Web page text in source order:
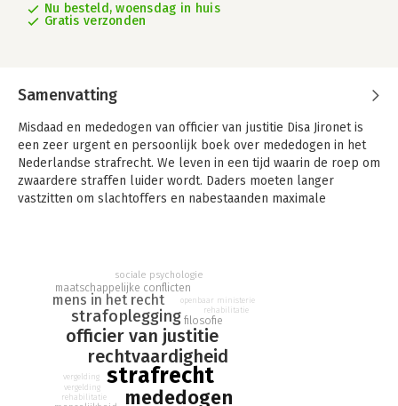
Nu besteld, woensdag in huis
Gratis verzonden
Samenvatting
Misdaad en mededogen van officier van justitie Disa Jironet is
een zeer urgent en persoonlijk boek over mededogen in het
Nederlandse strafrecht. We leven in een tijd waarin de roep om
zwaardere straffen luider wordt. Daders moeten langer
vastzitten om slachtoffers en nabestaanden maximale
Al vanaf het begin van haar carrière gaat het Disa Jironet om de
menselijke verhalen in de complexe juridische werkelijkheid
waarin zij als officier werkt. Voor dit boek sprak ze met daders
en slachtoffers, rechters, advocaten en andere officieren van
justitie, maar bovenal vertelt ze over haar eigen ervaringen. Ze
laat zien hoe zij als officier namens de samenleving op zoek
gaat naar de kern van elke strafzaak en hoe ze daarbij open
strafrecht
mededogen
rechtvaardigheid
officier van justitie
strafoplegging
mens in het recht
filosofie
maatschappelijke conflicten
sociale psychologie
rehabilitatie
openbaar ministerie
vergelding
rehabilitatie
vergelding